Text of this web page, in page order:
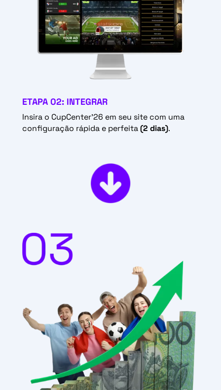
ETAPA 02: INTEGRAR
Insira o CupCenter’26 em seu site com uma
configuração rápida e perfeita(2 dias).